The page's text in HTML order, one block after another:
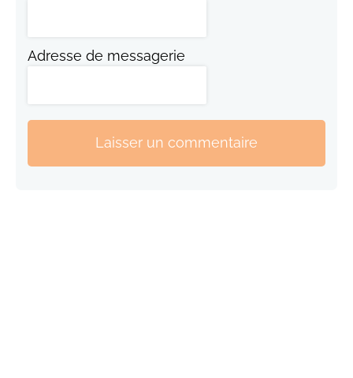
Adresse de messagerie
Laisser un commentaire